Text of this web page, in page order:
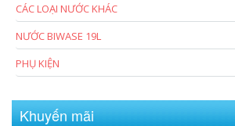
CÁC LOẠI NƯỚC KHÁC
NƯỚC BIWASE 19L
PHỤ KIỆN
Khuyến mãi